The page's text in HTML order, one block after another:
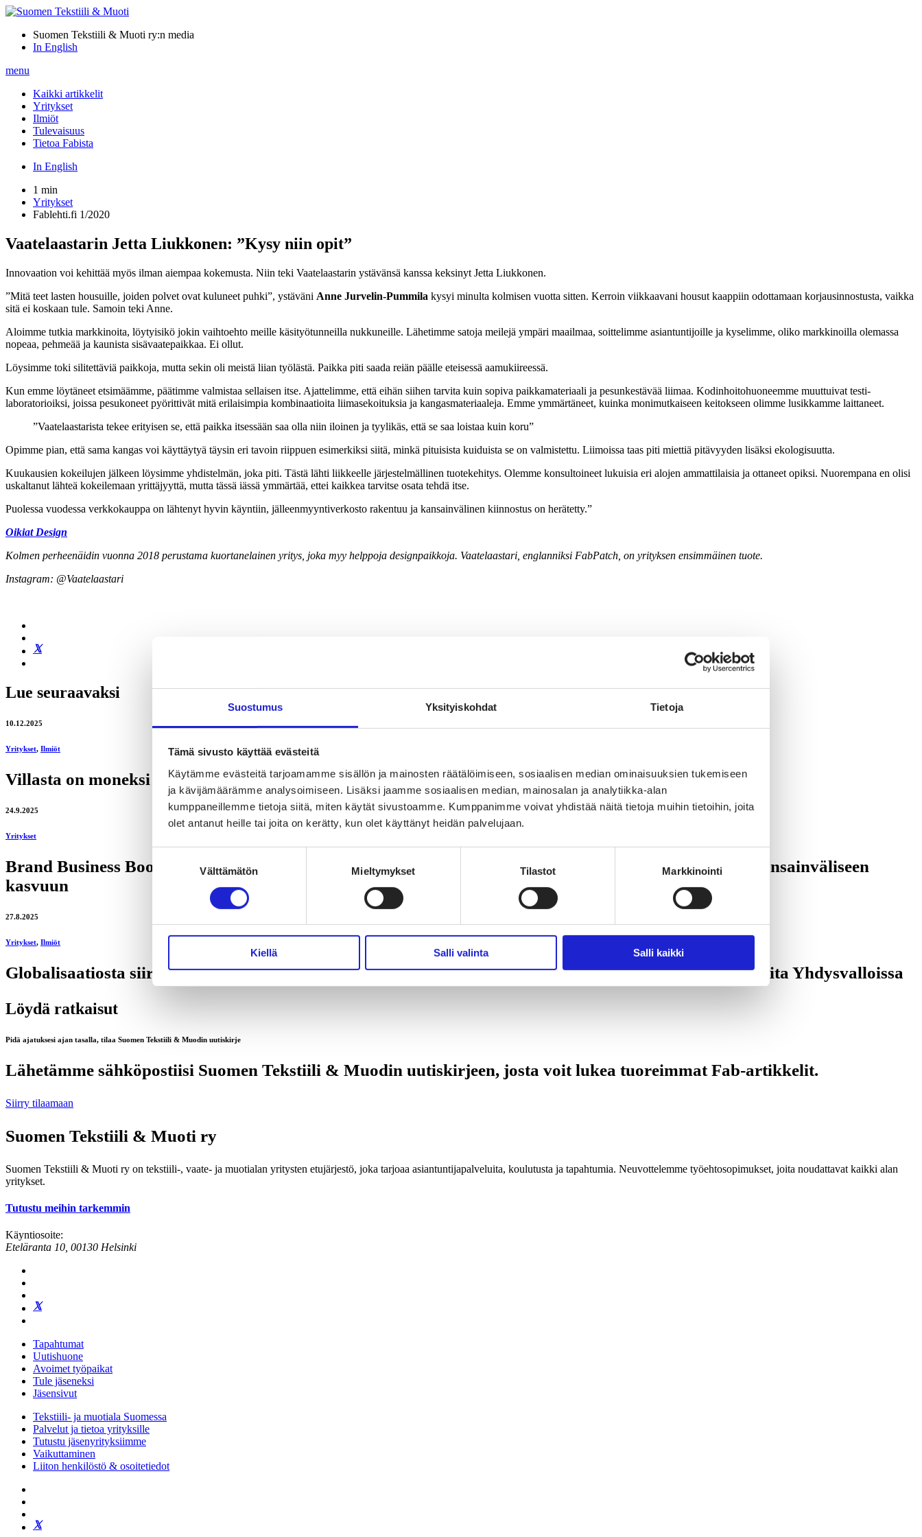
Suostumus Yksityiskohdat Tietoja
Tämä sivusto käyttää evästeitä
Käytämme evästeitä tarjoamamme sisällön ja mainosten räätälöimiseen, sosiaalisen median ominaisuuksien tukemiseen
ja kävijämäärämme analysoimiseen. Lisäksi jaamme sosiaalisen median, mainosalan ja analytiikka-alan
kumppaneillemme tietoja siitä, miten käytät sivustoamme. Kumppanimme voivat yhdistää näitä tietoja muihin tietoihin, joita
olet antanut heille tai joita on kerätty, kun olet käyttänyt heidän palvelujaan.
valinta
Välttämätön Mieltymykset Tilastot Markkinointi
Kiellä Salli valinta Salli kaikki
Suomen Tekstiili & Muoti ry:n media
In English
menu
Kaikki artikkelit
Yritykset
Ilmiöt
Tulevaisuus
Tietoa Fabista
In English
1 min
Yritykset
Fablehti.fi 1/2020
Vaatelaastarin Jetta Liukkonen: ”Kysy niin opit”
Innovaation voi kehittää myös ilman aiempaa kokemusta. Niin teki Vaatelaastarin ystävänsä kanssa keksinyt Jetta Liukkonen.
”Mitä teet lasten housuille, joiden polvet ovat kuluneet puhki”, ystäväni Anne Jurvelin-Pummila kysyi minulta kolmisen vuotta sitten. Kerroin viikkaavani housut kaappiin odottamaan korjaus­innostusta, vaikka
sitä ei koskaan tule. Samoin teki Anne.
Aloimme tutkia markkinoita, löytyisikö jokin vaihtoehto meille käsityötunneilla ­nukkuneille. Lähetimme satoja meilejä ympäri maailmaa, soittelimme asiantuntijoille ja kyselimme, oliko markkinoilla olemassa
nopeaa, pehmeää ja kaunista sisävaatepaikkaa. Ei ollut.
Löysimme toki silitettäviä paikkoja, mutta sekin oli meistä liian työlästä. Paikka piti saada reiän päälle eteisessä aamukiireessä.
Kun emme löytäneet etsimäämme, päätimme valmistaa sellaisen itse. Ajattelimme, että eihän siihen tarvita kuin sopiva paikkamateriaali ja pesunkestävää liimaa. Kodinhoitohuoneemme muuttuivat testi­
laboratorioiksi, joissa pesu­koneet pyörittivät mitä erilaisimpia kombinaatioita liimasekoituksia ja kangasmateriaaleja. Emme ymmärtäneet, kuinka monimutkaiseen keitokseen olimme lusikkamme laittaneet.
”Vaatelaastarista tekee erityisen se, että paikka itsessään saa olla niin iloinen ja tyylikäs, että se saa loistaa kuin koru”
Opimme pian, että sama kangas voi käyttäytyä täysin eri tavoin riippuen esimerkiksi siitä, minkä pituisista kuiduista se on valmistettu. Liimoissa taas piti miettiä pitävyyden lisäksi ekologisuutta.
Kuukausien kokeilujen jälkeen löysimme ­yhdistelmän, joka piti. Tästä lähti liikkeelle järjestelmällinen tuotekehitys. Olemme konsultoineet lukuisia eri alojen ammattilaisia ja ottaneet opiksi. Nuorempana en olisi
uskaltanut lähteä kokeilemaan yrittäjyyttä, mutta tässä iässä ymmärtää, ettei kaikkea tarvitse osata tehdä itse.
Puolessa vuodessa verkkokauppa on lähtenyt hyvin käyntiin, jälleenmyyntiverkosto rakentuu ja kansainvälinen kiinnostus on herätetty.”
Oikiat Design
Kolmen perheenäidin vuonna 2018 ­perustama kuortanelainen yritys, joka myy helppoja designpaikkoja. Vaatelaastari, englanniksi FabPatch, on yrityksen ensimmäinen tuote.
Instagram: @Vaatelaastari
Lue seuraavaksi
10.12.2025
Yritykset, Ilmiöt
Villasta on moneksi – Nordic Wool Initiative tehostaa pohjoismaalaisen villan käyttöä
24.9.2025
Yritykset
Brand Business Booster -ohjelma sparraa kuluttajabrändejä – Kaiko hakee itsevarmuutta ja fokusta kansainväliseen
kasvuun
27.8.2025
Yritykset, Ilmiöt
Globalisaatiosta siirrytään nyt lokalisaatioon – Ahlstromin uusi lasikuituhuopatehdas turvaa markkinoita Yhdysvalloissa
Löydä ratkaisut
Pidä ajatuksesi ajan tasalla, tilaa Suomen Tekstiili & Muodin uutiskirje
Lähetämme sähköpostiisi Suomen Tekstiili & Muodin uutiskirjeen, josta voit lukea tuoreimmat Fab-artikkelit.
Siirry tilaamaan
Suomen Tekstiili & Muoti ry
Suomen Tekstiili & Muoti ry on tekstiili-, vaate- ja muotialan yritysten etujärjestö, joka tarjoaa asiantuntijapalveluita, koulutusta ja tapahtumia. Neuvottelemme työehtosopimukset, joita noudattavat kaikki alan
yritykset.
Tutustu meihin tarkemmin
Käyntiosoite:
Eteläranta 10, 00130 Helsinki
Tapahtumat
Uutishuone
Avoimet työpaikat
Tule jäseneksi
Jäsensivut
Tekstiili- ja muotiala Suomessa
Palvelut ja tietoa yrityksille
Tutustu jäsenyrityksiimme
Vaikuttaminen
Liiton henkilöstö & osoitetiedot